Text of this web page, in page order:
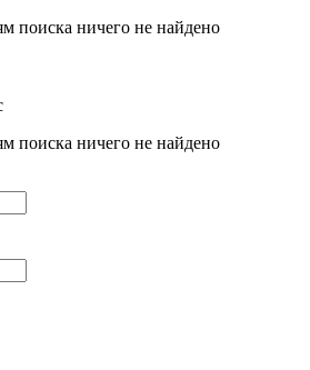
поиска ничего не найдено
поиска ничего не найдено